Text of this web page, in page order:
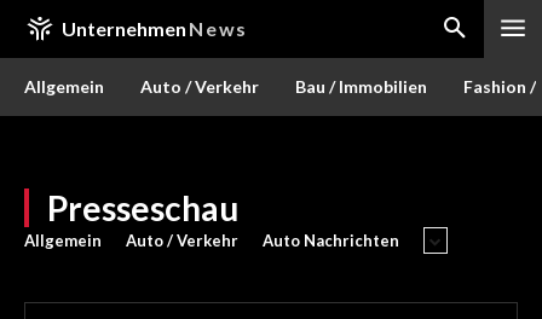
Unternehmen News
Allgemein Auto / Verkehr Bau / Immobilien Fashion /
Presseschau
Allgemein Auto / Verkehr Auto Nachrichten